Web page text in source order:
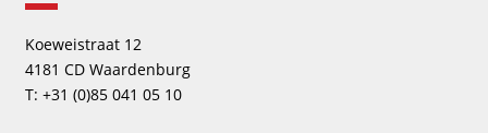
Koeweistraat 12
4181 CD Waardenburg
T: +31 (0)85 041 05 10